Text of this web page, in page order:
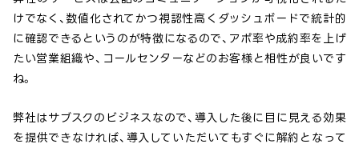
けでなく、数値化されてかつ視認性高くダッシュボードで統計的
に確認できるというのが特徴になるので、アポ率や成約率を上げ
たい営業組織や、コールセンターなどのお客様と相性が良いです
ね。
弊社はサブスクのビジネスなので、導入した後に目に見える効果
を提供できなければ、導入していただいてもすぐに解約となって